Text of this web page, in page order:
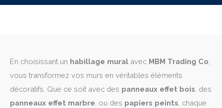
En choisissant un habillage mural avec MBM Trading Co
vous transformez vos murs en véritables éléments
décoratifs. Que ce soit avec des panneaux effet bois , des
panneaux effet marbre , ou des papiers peints , chaque